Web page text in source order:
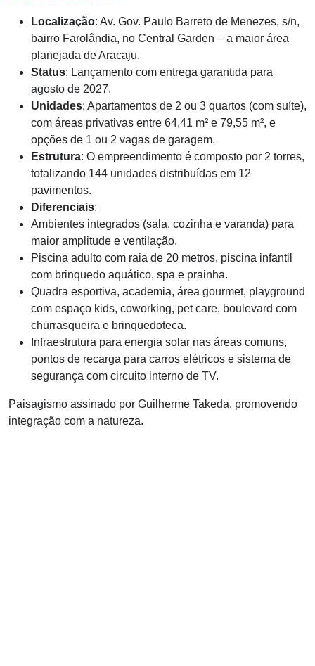
Localização: Av. Gov. Paulo Barreto de Menezes, s/n,
bairro Farolândia, no Central Garden – a maior área
planejada de Aracaju.
Status: Lançamento com entrega garantida para
agosto de 2027.
Unidades: Apartamentos de 2 ou 3 quartos (com suíte),
com áreas privativas entre 64,41 m² e 79,55 m², e
opções de 1 ou 2 vagas de garagem.
Estrutura: O empreendimento é composto por 2 torres,
totalizando 144 unidades distribuídas em 12
pavimentos.
Diferenciais:
Ambientes integrados (sala, cozinha e varanda) para
maior amplitude e ventilação.
Piscina adulto com raia de 20 metros, piscina infantil
com brinquedo aquático, spa e prainha.
Quadra esportiva, academia, área gourmet, playground
com espaço kids, coworking, petcare, boulevard com
churrasqueira e brinquedoteca.
Infraestrutura para energia solar nas áreas comuns,
pontos de recarga para carros elétricos e sistema de
segurança com circuito interno de TV.
Paisagismo assinado por Guilherme Takeda, promovendo
integração com a natureza.